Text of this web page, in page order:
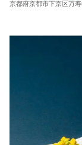
京都府京都市下京区万